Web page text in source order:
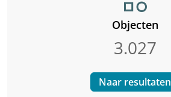
Objecten
3.027
Naar resultaten